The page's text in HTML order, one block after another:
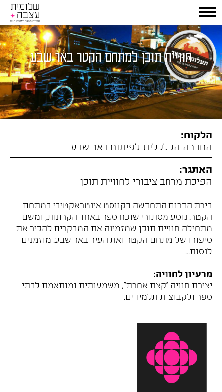
חוויית תוכן למתחם הקטר באר שבע
הלקוח:
החברה הכלכלית לפיתוח באר שבע
האתגר:
הפיכת מרחב ציבורי לחוויית תוכן
בירת הדרום התחדשה בקווסט אינטראקטיבי במתחם
הקטר. נוסע מסתורי שוכח ספר באחד הקרונות, ומשם
מתחילה חוויית תוכן שמזמינה את המבקרים להכיר את
סיפורו של מתחם הקטר ואת העיר באר שבע. מוזמנים
לנסות...
מרעיון לחוויה:
יצירת חוויה "קצת אחרת", משמעותית ומותאמת לבתי
ספר ולקבוצות תלמידים.